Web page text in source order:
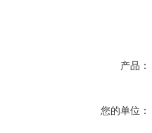
产品：
您的单位：